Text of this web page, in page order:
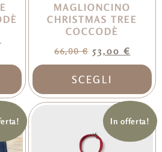
MAGLIONCINO
CHRISTMAS TREE
COCCODÈ
66,00€ 53,00 €
SCEGLI
In offerta!